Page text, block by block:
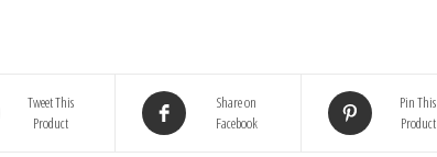
Tweet This
Product
Share on
Facebook
Pin This
Product